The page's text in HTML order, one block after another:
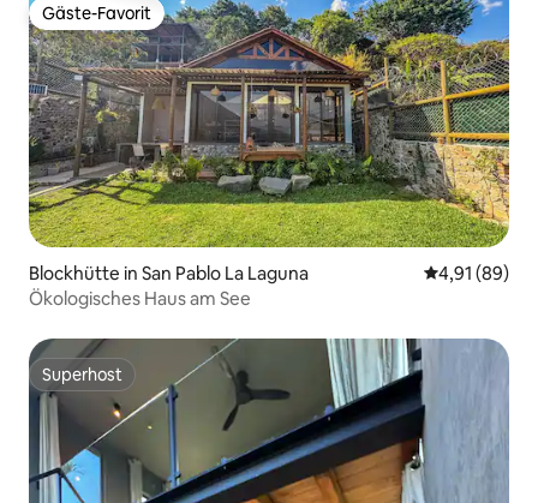
Gäste-Favorit
Gäste-Favorit
Blockhütte in San Pablo La Laguna
4,91 (89)
Ökologisches Haus am See
Superhost
Superhost